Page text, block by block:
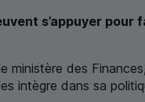
s’appuyer pour
ministère des
intègre dans sa